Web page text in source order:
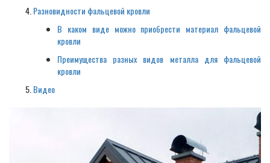
Разновидности фальцевой кровли
В каком виде можно приобрести материал фальцевой
кровли
Преимущества разных видов металла для фальцевой
кровли
Видео